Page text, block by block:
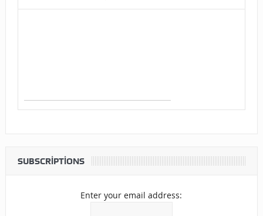
SUBSCRIPTIONS
Enter your email address: